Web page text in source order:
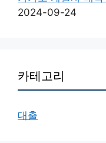
2024-09-24
카테고리
대출